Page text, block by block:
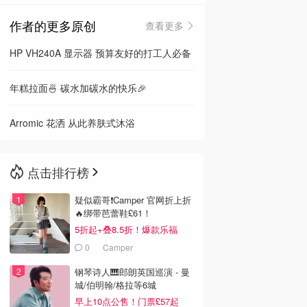
🇳🇿新西兰
作者的更多原创
查看更多
HP VH240A 显示器 预算友好的打工人必备
年糕拉面🍜 碳水加碳水的快乐🎉
Arromic 花洒 从此养肤式沐浴
点击排行榜
疑似霸哥❗️Camper 官网折上折
🔥绑带芭蕾鞋£61！
5折起+叠8.5折！爆款乐福
£68！
0 Camper
钢琴诗人🎹郎朗英国巡演 - 曼
城/伯明翰/格拉等6城
早上10点公售！门票£57起